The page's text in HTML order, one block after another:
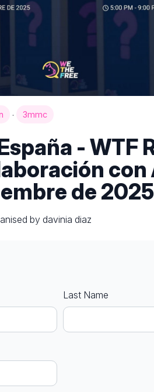
· 3mmc
- WTF
con
de 2025
by davinia diaz
Last Name